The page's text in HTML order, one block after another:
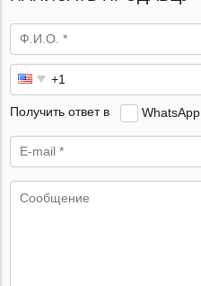
Получить ответ в WhatsApp